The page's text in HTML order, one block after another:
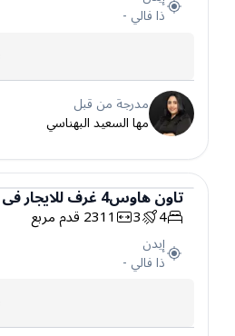
ذا فالي -
مدرجة من قبل
مها السعيد البهناسي
تاون هاوس
تاون هاوس4غرفللايجارفي
4
3
2311قدم مربع
إيدن
ذا فالي -